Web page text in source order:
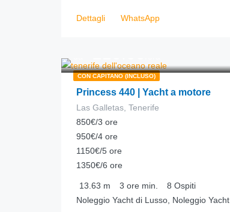
Dettagli WhatsApp
CON CAPITANO (INCLUSO)
Princess 440 | Yacht a motore
Las Galletas, Tenerife
850€/3 ore
950€/4 ore
1150€/5 ore
1350€/6 ore
13.63 m 3 ore min. 8 Ospiti
Noleggio Yacht di Lusso, Noleggio Yacht